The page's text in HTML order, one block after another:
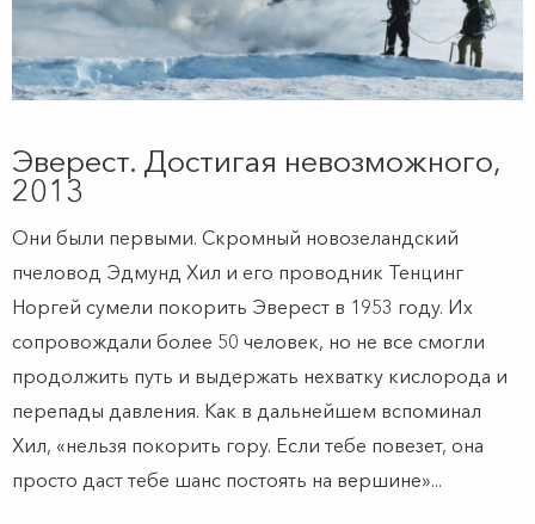
Эверест. Достигая невозможного,
2013
Они были первыми. Скромный новозеландский
пчеловод Эдмунд Хил и его проводник Тенцинг
Норгей сумели покорить Эверест в 1953 году. Их
сопровождали более 50 человек, но не все смогли
продолжить путь и выдержать нехватку кислорода и
перепады давления. Как в дальнейшем вспоминал
Хил, «нельзя покорить гору. Если тебе повезет, она
просто даст тебе шанс постоять на вершине»...